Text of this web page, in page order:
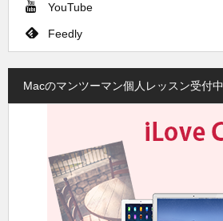
YouTube
Feedly
Macのマンツーマン個人レッスン受付中